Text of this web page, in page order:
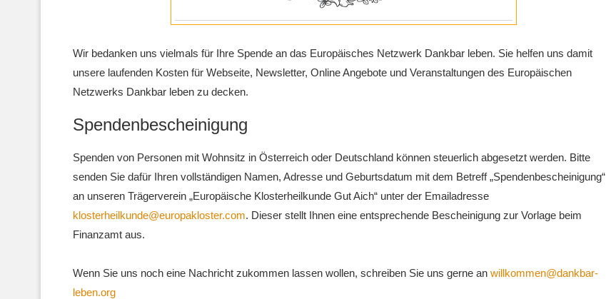
Wir bedanken uns vielmals für Ihre Spende an das Europäisches Netzwerk Dankbar leben. Sie helfen uns damit
unsere laufenden Kosten für Webseite, Newsletter, Online Angebote und Veranstaltungen des Europäischen
Netzwerks Dankbar leben zu decken.
Spendenbescheinigung
Spenden von Personen mit Wohnsitz in Österreich oder Deutschland können steuerlich abgesetzt werden. Bitte
senden Sie dafür Ihren vollständigen Namen, Adresse und Geburtsdatum mit dem Betreff „Spendenbescheinigung“
an unseren Trägerverein „Europäische Klosterheilkunde Gut Aich“ unter der Emailadresse
klosterheilkunde@europakloster.com. Dieser stellt Ihnen eine entsprechende Bescheinigung zur Vorlage beim
Finanzamt aus.
Wenn Sie uns noch eine Nachricht zukommen lassen wollen, schreiben Sie uns gerne an willkommen@dankbar-
leben.org